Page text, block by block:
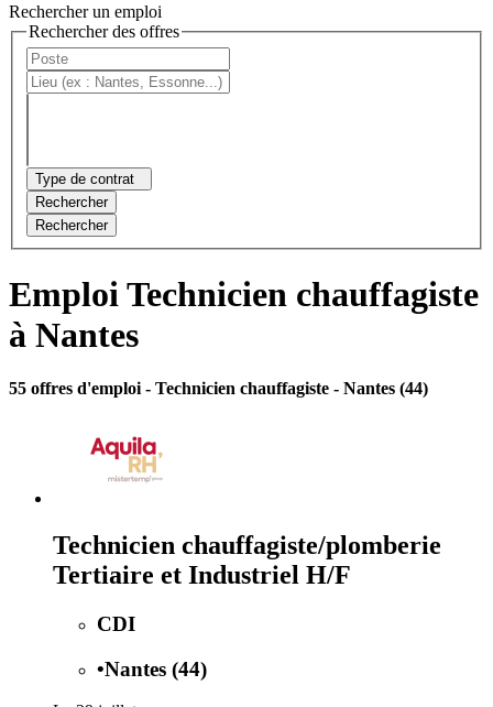
Rechercher un emploi
Rechercher des offres
Type de contrat
Rechercher
Rechercher
Emploi Technicien chauffagiste
à Nantes
55 offres d'emploi - Technicien chauffagiste - Nantes (44)
Technicien chauffagiste/plomberie
Tertiaire et Industriel H/F
CDI
•Nantes (44)